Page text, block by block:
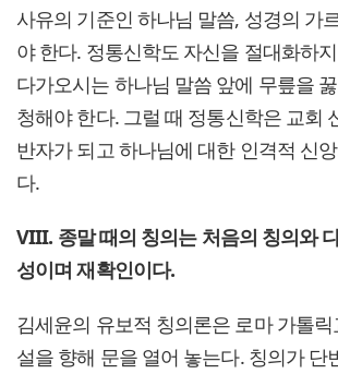
사유의 기준인 하나님 말씀, 성경의 가
야 한다. 정통신학도 자신을 절대화하
다가오시는 하나님 말씀 앞에 무릎을
청해야 한다. 그럴 때 정통신학은 교회
반자가 되고 하나님에 대한 인격적 신
다.
VIII. 종말 때의 칭의는 처음의 칭의와
성이며 재확인이다.
김세윤의 유보적 칭의론은 로마 가톨
설을 향해 문을 열어 놓는다. 칭의가 단